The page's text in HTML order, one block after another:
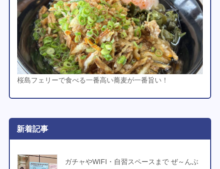
桜島フェリーで食べる一番高い蕎麦が一番旨い！
新着記事
ガチャやWIFI・自習スペースまで ぜ～んぶ